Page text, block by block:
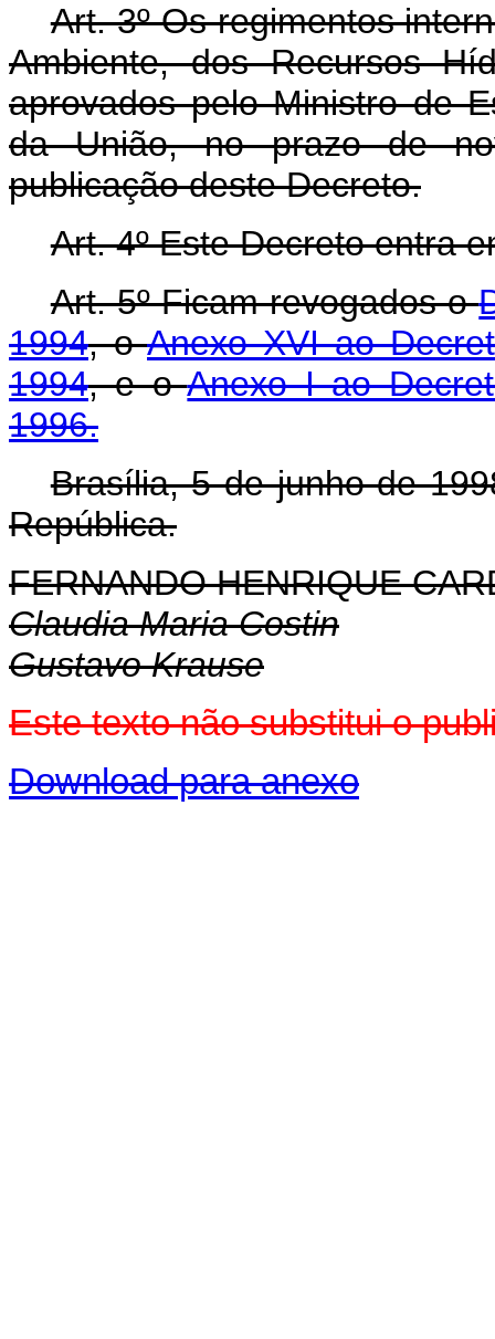
Art. 3º Os regimentos
Ambiente, dos Recursos
aprovados pelo Ministro de
da União, no prazo de
publicação deste Decreto.
Art. 4º Este Decreto entra
Art. 5º Ficam revogados o
1994, oAnexo XVI ao
1994, e oAnexo I ao
1996.
Brasília, 5 de junho de
República.
FERNANDO HENRIQUE
Claudia Maria Costin
Gustavo Krause
Este texto não substitui o
Download para anexo